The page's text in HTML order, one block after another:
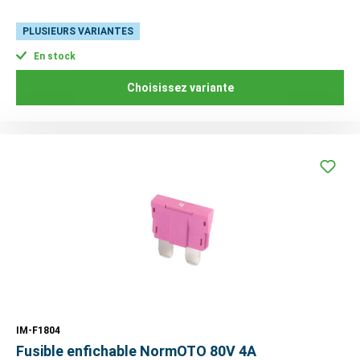
PLUSIEURS VARIANTES
En stock
Choisissez variante
IM-F1804
Fusible enfichable NormOTO 80V 4A